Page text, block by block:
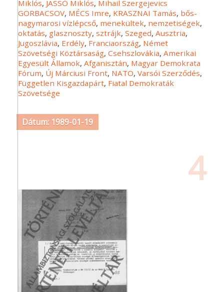
Miklós, JASSÓ Miklós, Mihail Szergejevics
GORBACSOV, MÉCS Imre, KRASZNAI Tamás, bős-
nagymarosi vízlépcső, menekültek, nemzetiségek,
oktatás, glasznoszty,sztrájk,Szeged,Ausztria,
Jugoszlávia, Erdély, Franciaország, Német
Szövetségi Köztársaság,Csehszlovákia,Amerikai
Egyesült Államok,Afganisztán, Magyar Demokrata
Fórum, Új Márciusi Front, NATO,Varsói Szerződés,
Független Kisgazdapárt, Fiatal Demokraták
Szövetsége
Dátum: 1989-01-19
4